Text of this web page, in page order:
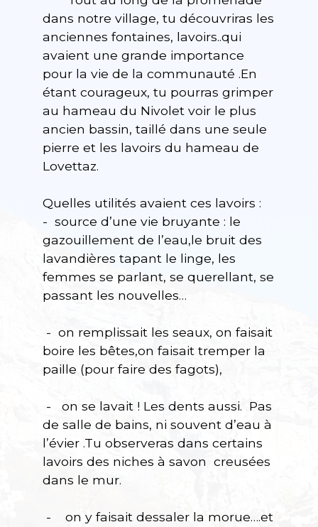
dans notre village, tu découvriras les
anciennes fontaines, lavoirs..qui
avaient une grande importance
pour la vie de la communauté .En
étant courageux, tu pourras grimper
au hameau du Nivolet voir le plus
ancien bassin, taillé dans une seule
pierre et les lavoirs du hameau de
Lovettaz.
Quelles utilités avaient ces lavoirs :
- source d’une vie bruyante : le
gazouillement de l’eau,le bruit des
lavandières tapant le linge, les
femmes se parlant, se querellant, se
passant les nouvelles…
- on remplissait les seaux, on faisait
boire les bêtes,on faisait tremper la
paille (pour faire des fagots),
- on se lavait ! Les dents aussi. Pas
de salle de bains, ni souvent d’eau à
l’évier .Tu observeras dans certains
lavoirs des niches à savon creusées
dans le mur.
- on y faisait dessaler la morue….et